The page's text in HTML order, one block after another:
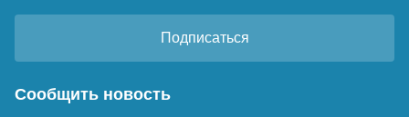
Подписаться
Сообщить новость